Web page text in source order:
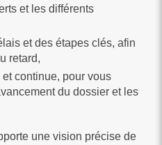
et les différents
et des étapes clés, afin
retard,
continue, pour vous
du dossier et les
une vision précise de